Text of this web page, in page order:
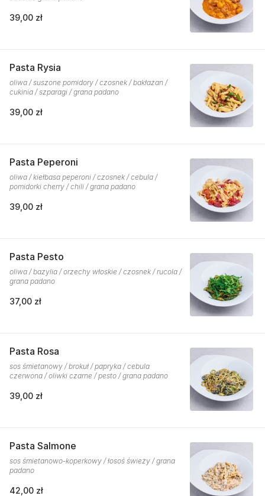
39,00 zł
Pasta Rysia
oliwa / suszone pomidory / czosnek / bakłażan /
cukinia / szparagi / grana padano
39,00 zł
Pasta Peperoni
oliwa / kiełbasa peperoni / czosnek / cebula /
pomidorki cherry / chili / grana padano
39,00 zł
Pasta Pesto
oliwa / bazylia / orzechy włoskie / czosnek / rucola /
grana padano
37,00 zł
Pasta Rosa
sos śmietanowy / brokuł / papryka / cebula
czerwona / oliwki czarne / pesto / grana padano
39,00 zł
Pasta Salmone
sos śmietanowo-koperkowy / łosoś świeży / grana
padano
42,00 zł